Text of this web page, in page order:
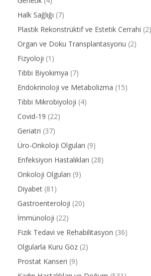
Halk Sağlığı (7)
Plastik Rekonstrüktif ve Estetik Cerrahi (2)
Organ ve Doku Transplantasyonu (2)
Fizyoloji (1)
Tıbbi Biyokimya (7)
Endokrinoloji ve Metabolizma (15)
Tıbbi Mikrobiyoloji (4)
Covid-19 (22)
Geriatri (37)
Üro-Onkoloji Olguları (9)
Enfeksiyon Hastalıkları (28)
Onkoloji Olguları (9)
Diyabet (81)
Gastroenteroloji (20)
İmmünoloji (22)
Fizik Tedavi ve Rehabilitasyon (36)
Olgularla Kuru Göz (2)
Prostat Kanseri (9)